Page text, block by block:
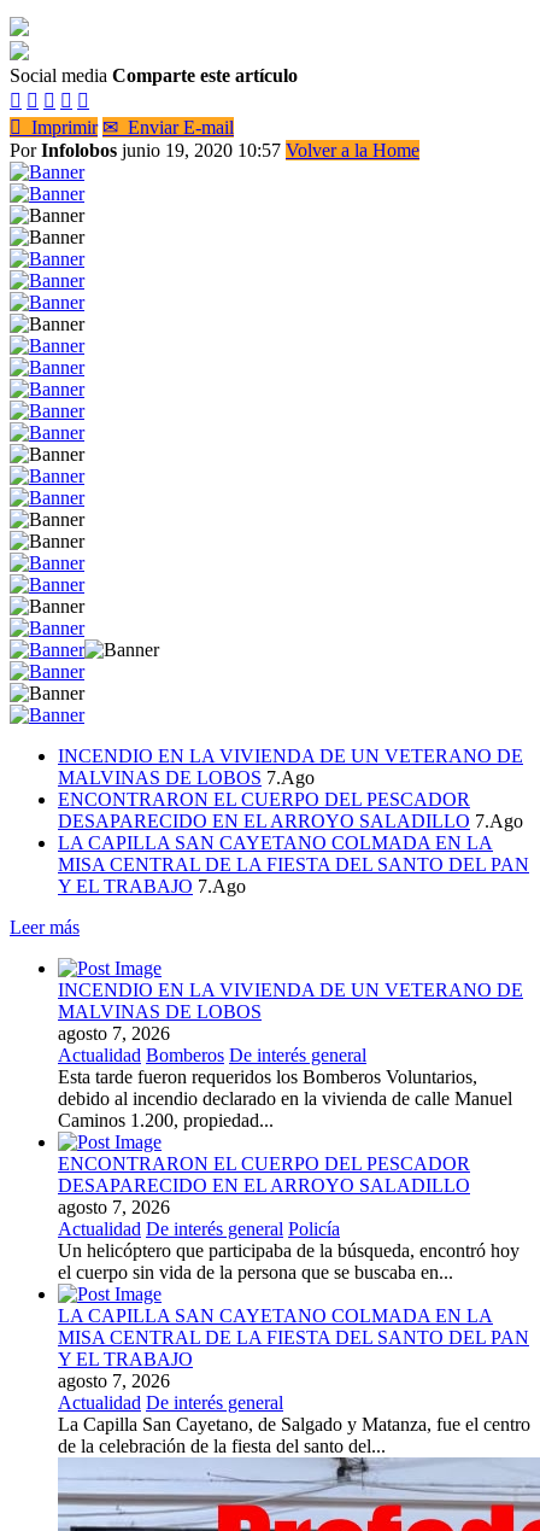
Social media Comparte este artículo
    
 Imprimir ✉ Enviar E-mail
PorInfolobos junio 19, 2020 10:57 Volver a la Home
INCENDIO EN LA VIVIENDA DE UN VETERANO DE
MALVINAS DE LOBOS 7.Ago
ENCONTRARON EL CUERPO DEL PESCADOR
DESAPARECIDO EN EL ARROYO SALADILLO 7.Ago
LA CAPILLA SAN CAYETANO COLMADA EN LA
MISA CENTRAL DE LA FIESTA DEL SANTO DEL PAN
Y EL TRABAJO 7.Ago
Leer más
INCENDIO EN LA VIVIENDA DE UN VETERANO DE
MALVINAS DE LOBOS
agosto 7, 2026
Actualidad Bomberos De interés general
Esta tarde fueron requeridos los Bomberos Voluntarios,
debido al incendio declarado en la vivienda de calle Manuel
Caminos 1.200, propiedad...
ENCONTRARON EL CUERPO DEL PESCADOR
DESAPARECIDO EN EL ARROYO SALADILLO
agosto 7, 2026
Actualidad De interés general Policía
Un helicóptero que participaba de la búsqueda, encontró hoy
el cuerpo sin vida de la persona que se buscaba en...
LA CAPILLA SAN CAYETANO COLMADA EN LA
MISA CENTRAL DE LA FIESTA DEL SANTO DEL PAN
Y EL TRABAJO
agosto 7, 2026
Actualidad De interés general
La Capilla San Cayetano, de Salgado y Matanza, fue el centro
de la celebración de la fiesta del santo del...